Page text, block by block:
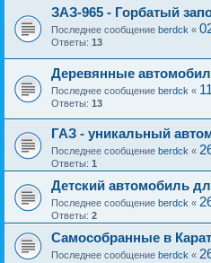
ЗАЗ-965 - Горбатый
Последнее сообщение berdck «
Ответы: 13
Деревянные
Последнее сообщение berdck «
Ответы: 13
ГАЗ - уникальный
Последнее сообщение berdck «
Ответы: 1
Детский автомобиль
Последнее сообщение berdck «
Ответы: 2
Самособранные в
Последнее сообщение berdck «